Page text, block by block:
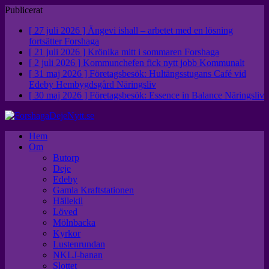
Publicerat
[ 27 juli 2026 ] Ängevi ishall – arbetet med en lösning
fortsätter Forshaga
[ 21 juli 2026 ] Krönika mitt i sommaren Forshaga
[ 2 juli 2026 ] Kommunchefen fick nytt jobb Kommunalt
[ 31 maj 2026 ] Företagsbesök: Hultängsstugans Café vid
Edeby Hembygdsgård Näringsliv
[ 30 maj 2026 ] Företagsbesök: Essence in Balance Näringsliv
Hem
Om
Butorp
Deje
Edeby
Gamla Kraftstationen
Hällekil
Löved
Mölnbacka
Kyrkor
Lustenrundan
NKLJ-banan
Slottet